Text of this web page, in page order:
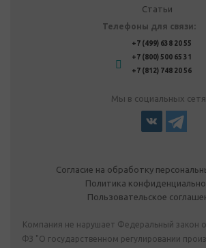
Статьи
Телефоны для связи:
+7 (499) 638 20 55
+7 (800) 500 65 31
+7 (812) 748 20 56
Мы в социальных
Согласие на обработку
Политика
Пользовательское
Компания не нарушает Федеральный закон
ФЗ "О государственном регулировании